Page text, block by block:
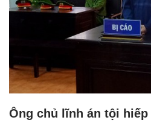
Ông chủ lĩnh án tội